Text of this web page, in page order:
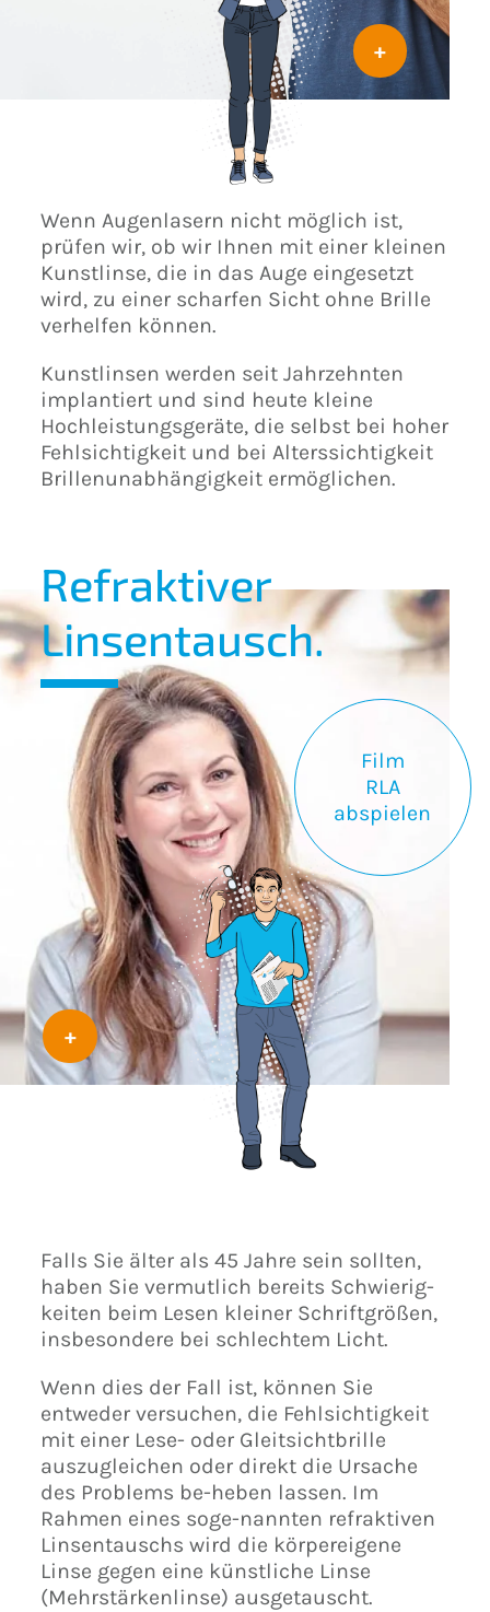
+
Wenn Augenlasern nicht möglich ist,
prüfen wir, ob wir Ihnen mit einer kleinen
Kunstlinse, die in das Auge eingesetzt
wird, zu einer scharfen Sicht ohne Brille
verhelfen können.
Kunstlinsen werden seit Jahrzehnten
implantiert und sind heute kleine
Hochleistungsgeräte, die selbst bei hoher
Fehlsichtigkeit und bei Alterssichtigkeit
Brillenunabhängigkeit ermöglichen.
+
Film
RLA
abspielen
Refraktiver
Linsentausch.
Falls Sie älter als 45 Jahre sein sollten,
haben Sie vermutlich bereits Schwierig-
keiten beim Lesen kleiner Schriftgrößen,
insbesondere bei schlechtem Licht.
Wenn dies der Fall ist, können Sie
entweder versuchen, die Fehlsichtigkeit
mit einer Lese- oder Gleitsichtbrille
auszugleichen oder direkt die Ursache
des Problems be-heben lassen. Im
Rahmen eines soge-nannten refraktiven
Linsentauschs wird die körpereigene
Linse gegen eine künstliche Linse
(Mehrstärkenlinse) ausgetauscht.